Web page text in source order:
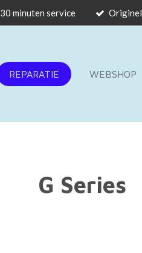
30 minuten service
REPARATIE WEBSHOP
G Series